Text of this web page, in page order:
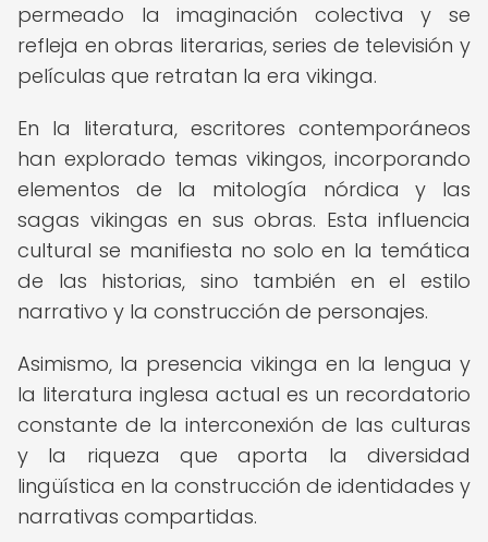
permeado la imaginación colectiva y se
refleja en obras literarias, series de televisión y
películas que retratan la era vikinga.
En la literatura, escritores contemporáneos
han explorado temas vikingos, incorporando
elementos de la mitología nórdica y las
sagas vikingas en sus obras. Esta influencia
cultural se manifiesta no solo en la temática
de las historias, sino también en el estilo
narrativo y la construcción de personajes.
Asimismo, la presencia vikinga en la lengua y
la literatura inglesa actual es un recordatorio
constante de la interconexión de las culturas
y la riqueza que aporta la diversidad
lingüística en la construcción de identidades y
narrativas compartidas.